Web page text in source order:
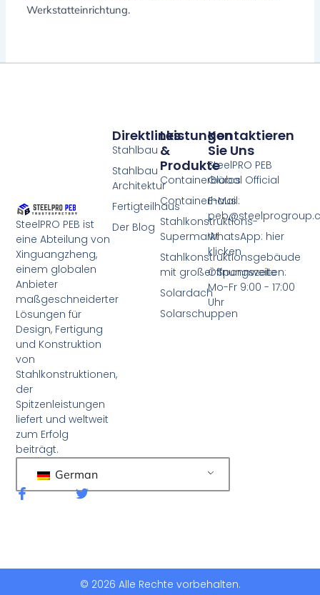
Werkstatteinrichtung.
SteelPRO PEB ist
eine Abteilung von
Xinguangzheng,
einem globalen
Anbieter
maßgeschneiderter
Lösungen für
Design, Fertigung
und Konstruktion
von
Stahlkonstruktionen,
der
Spitzenleistungen
liefert und weltweit
zum Erfolg
beiträgt.
German
F
a
o
T
r
Leistungen
&
Produkte
Containerbüros
Containerhaus
Stahlkonstruktions-
Supermarkt
Stahlkonstruktionsgebäude
mit großer Spannweite
Solardach
Solarschuppen
Direktlinks
Stahlbau
Stahlbau
Architektur
Fertigteilhaus
Der Blog
Kontaktieren
Sie Uns
SteelPRO PEB
Global Official
E-Mail:
WhatsApp: hier
klicken
Öffnungszeiten:
Mo-Fr 9:00 - 17:00
Uhr
© 2026 Alle Rechte vorbehalten.